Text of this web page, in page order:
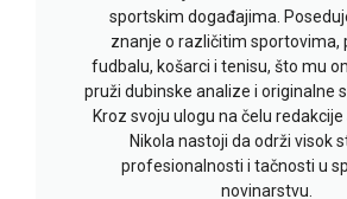
sportskim događajima.
znanje o različitim sportovima,
fudbalu, košarci i tenisu, što mu
pruži dubinske analize i originalne
Kroz svoju ulogu na čelu
Nikola nastoji da održi visok
profesionalnosti i tačnosti u
novinarstvu.